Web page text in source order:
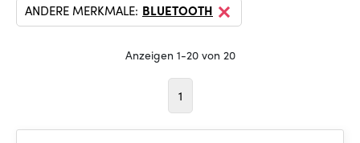
ANDERE MERKMALE: BLUETOOTH
Anzeigen 1-20 von 20
1